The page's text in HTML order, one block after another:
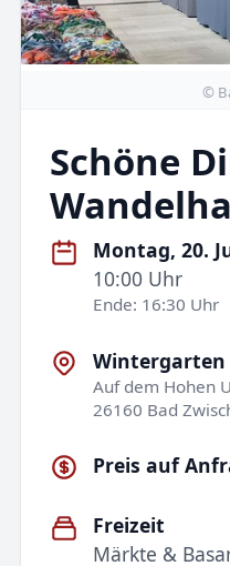
©
Schöne
Montag, 20.
10:00 Uhr
Ende: 16:30 Uhr
Wintergarten
Auf dem Hohen
26160 Bad
Preis auf
Freizeit
Märkte &